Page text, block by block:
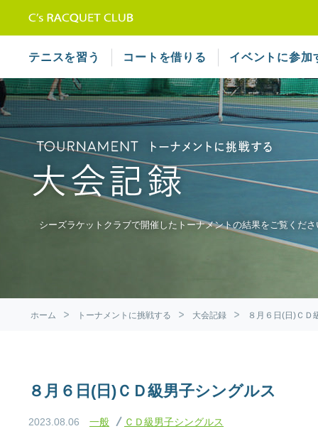
テニスを習う コートを借りる イベントに参加
シーズラケットクラブで開催したトーナメントの結果をご覧くださ
ホーム トーナメントに挑戦する 大会記録 ８月６日(日)ＣＤ
８月６日(日)ＣＤ級男子シングルス
2023.08.06 一般 ＣＤ級男子シングルス